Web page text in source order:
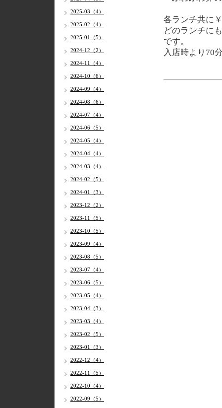
各ランチ共に
どのランチに
です。
入店時より70
2025-03（4）
2025-02（4）
2025-01（5）
2024-12（2）
2024-11（4）
2024-10（6）
2024-09（4）
2024-08（6）
2024-07（4）
2024-06（5）
2024-05（4）
2024-04（4）
2024-03（4）
2024-02（5）
2024-01（3）
2023-12（2）
2023-11（5）
2023-10（5）
2023-09（4）
2023-08（5）
2023-07（4）
2023-06（5）
2023-05（4）
2023-04（3）
2023-03（4）
2023-02（5）
2023-01（3）
2022-12（4）
2022-11（5）
2022-10（4）
2022-09（5）